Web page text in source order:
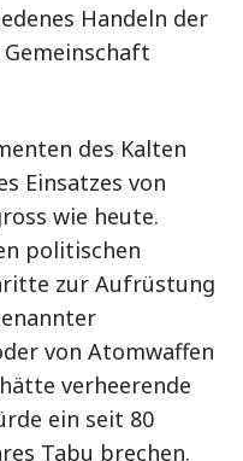
Handeln der
des Kalten
Einsatzes von
wie heute.
politischen
zur Aufrüstung
von Atomwaffen
verheerende
ein seit 80
Tabu brechen.